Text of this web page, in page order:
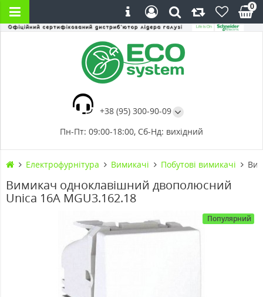
+38 (95) 300-90-09
Пн-Пт: 09:00-18:00, Сб-Нд: вихідний
0
Електрофурнітура Вимикачі Побутові вимикачі
Вимикач одноклавішний двополюсний
Unica 16А MGU3.162.18
Популярний